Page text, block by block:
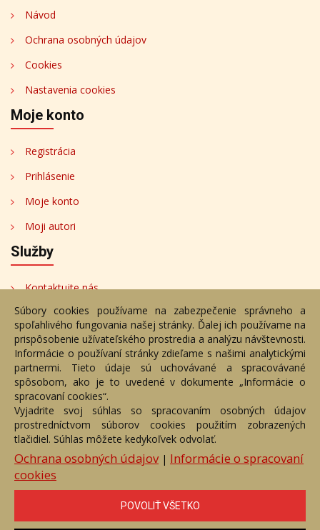
Návod
Ochrana osobných údajov
Cookies
Nastavenia cookies
Moje konto
Registrácia
Prihlásenie
Moje konto
Moji autori
Služby
Kontaktujte nás
Bezplatné poradenstvo
Adresa
Nižný Hrušov 333, 094 22,
Slovenská republika
+421 905 356 921
+421 905 959 101
eantik@eantik.sk
Kontakt
Bezplatné poradenstvo
Biografie autorov
Súbory cookies používame na zabezpečenie správneho a
spoľahlivého fungovania našej stránky. Ďalej ich používame na
prispôsobenie užívateľského prostredia a analýzu návštevnosti.
Informácie o používaní stránky zdieľame s našimi analytickými
partnermi. Tieto údaje sú uchovávané a spracovávané
spôsobom, ako je to uvedené v dokumente „Informácie o
spracovaní cookies“.
Vyjadrite svoj súhlas so spracovaním osobných údajov
prostredníctvom súborov cookies použitím zobrazených
tlačidiel. Súhlas môžete kedykoľvek odvolať.
Ochrana osobných údajov| Informácie o spracovaní
cookies
POVOLIŤ VŠETKO